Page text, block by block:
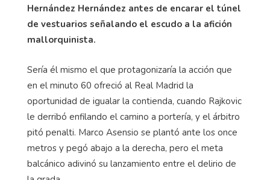
Hernández Hernández antes de encarar el túnel
de vestuarios señalando el escudo a la afición
mallorquinista.
Sería él mismo el que protagonizaría la acción que
en el minuto 60 ofreció al Real Madrid la
oportunidad de igualar la contienda, cuando Rajkovic
le derribó enfilando el camino a portería, y el árbitro
pitó penalti. Marco Asensio se plantó ante los once
metros y pegó abajo a la derecha, pero el meta
balcánico adivinó su lanzamiento entre el delirio de